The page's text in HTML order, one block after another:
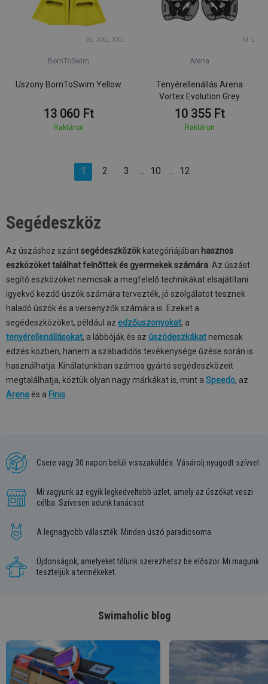
XL XXL XXL
BornToSwim
Uszony BornToSwim Yellow
13 060 Ft
Raktáron
M L
Arena
Tenyérellenállás Arena
Vortex Evolution Grey
10 355 Ft
Raktáron
1 2 3 … 10 … 12
Segédeszköz
Az úszáshoz szántsegédeszközökkategóriájában hasznos
eszközöket találhat felnőttek és gyermekek számára . Az úszást
segítő eszközöket nemcsak a megfelelő technikákat elsajátítani
igyekvő kezdő úszók számára tervezték, jó szolgálatot tesznek
haladó úszók és a versenyzők számára is. Ezeket a
segédeszközöket, például az edzőuszonyokat, a
tenyérellenállásokat, a lábbóják és az úszódeszkákatnemcsak
edzés közben, hanem a szabadidős tevékenysége űzése során is
használhatja. Kínálatunkban számos gyártó segédeszközeit
megtalálhatja, köztük olyan nagy márkákat is, mint a Speedo, az
Arena és a Finis
Csere vagy 30 napon belüli visszaküldés. Vásárolj nyugodt szívvel.
Mi vagyunk az egyik legkedveltebb üzlet, amely az úszókat veszi
célba. Szívesen adunk tanácsot.
A legnagyobb választék. Minden úszó paradicsoma.
Újdonságok, amelyeket tőlünk szerezhetsz be először. Mi magunk
teszteljük a termékeket.
Swimaholic blog